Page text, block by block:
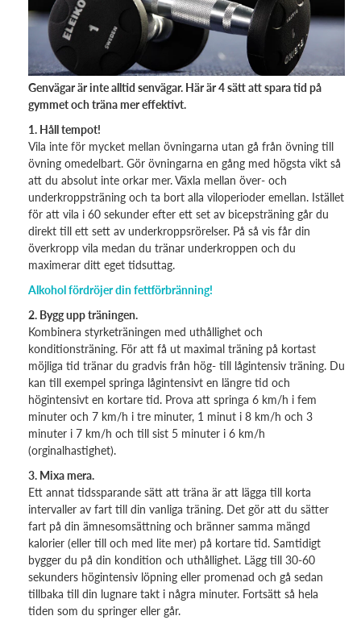
Genvägar är inte alltid senvägar. Här är 4 sätt att spara tid på
gymmet och träna mer effektivt.
1. Håll tempot!
Vila inte för mycket mellan övningarna utan gå från övning till
övning omedelbart. Gör övningarna en gång med högsta vikt så
att du absolut inte orkar mer. Växla mellan över- och
underkroppsträning och ta bort alla viloperioder emellan. Istället
för att vila i 60 sekunder efter ett set av bicepsträning går du
direkt till ett sett av underkroppsrörelser. På så vis får din
överkropp vila medan du tränar underkroppen och du
maximerar ditt eget tidsuttag.
Alkohol fördröjer din fettförbränning!
2. Bygg upp träningen.
Kombinera styrketräningen med uthållighet och
konditionsträning. För att få ut maximal träning på kortast
möjliga tid tränar du gradvis från hög- till lågintensiv träning. Du
kan till exempel springa lågintensivt en längre tid och
högintensivt en kortare tid. Prova att springa 6 km/h i fem
minuter och 7 km/h i tre minuter, 1 minut i 8 km/h och 3
minuter i 7 km/h och till sist 5 minuter i 6 km/h
(orginalhastighet).
3. Mixa mera.
Ett annat tidssparande sätt att träna är att lägga till korta
intervaller av fart till din vanliga träning. Det gör att du sätter
fart på din ämnesomsättning och bränner samma mängd
kalorier (eller till och med lite mer) på kortare tid. Samtidigt
bygger du på din kondition och uthållighet. Lägg till 30-60
sekunders högintensiv löpning eller promenad och gå sedan
tillbaka till din lugnare takt i några minuter. Fortsätt så hela
tiden som du springer eller går.